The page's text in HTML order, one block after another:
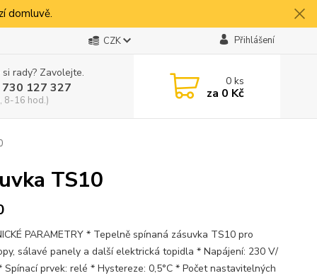
domluvě.
CZK Přihlášení
rady? Zavolejte.
127 327
8-16 hod.)
0ks
za 0 Kč
TS10
PARAMETRY * Tepelně spínaná zásuvka TS10 pro
sálavé panely a další elektrická topidla * Napájení: 230 V/
Spínací prvek: relé * Hystereze: 0,5°C * Počet nastavitelných